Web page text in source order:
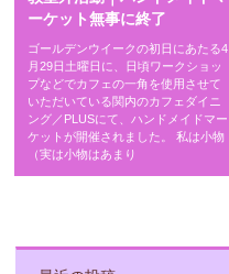
ーケット無事に終了
ゴールデンウイークの初日にあたる4
月29日土曜日に、日頃ワークショッ
プなどでカフェの一角を使用させて
いただいている関内のカフェダイニ
ング／PLUSにて、ハンドメイドマー
ケットが開催されました。 私は小物
（実は小物はあまり